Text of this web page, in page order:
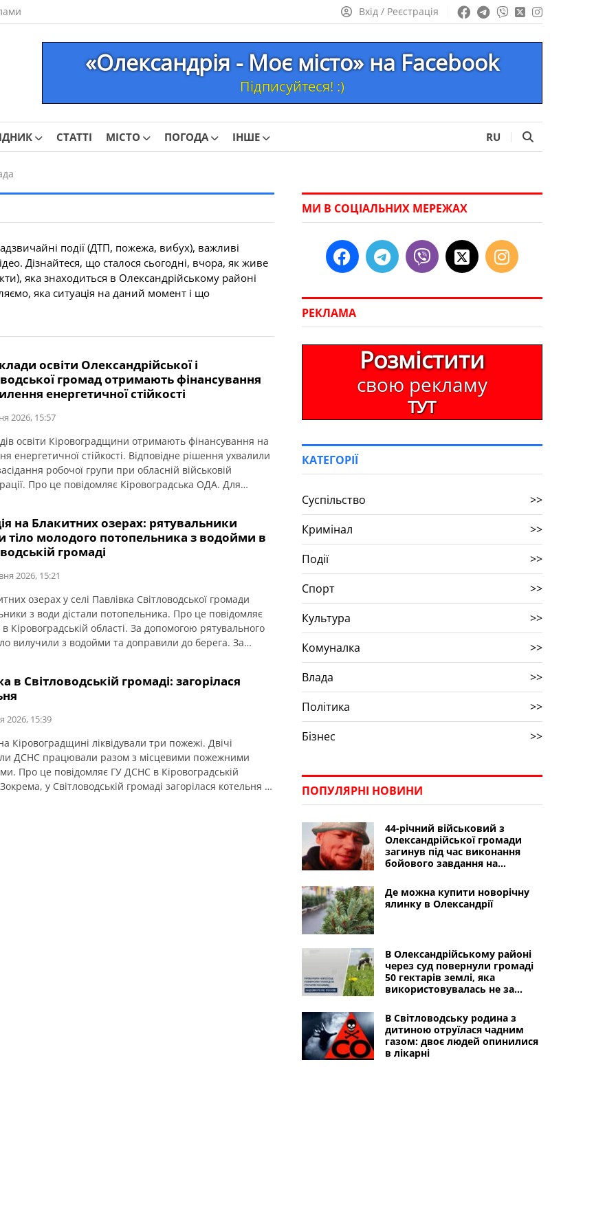
Вхід / Реєстрація
«Олександрія - Моє місто» на Facebook
Підписуйтеся! :)
СТАТТІ МІСТО ПОГОДА ІНШЕ RU
події (ДТП, пожежа, вибух), важливі
Дізнайтеся, що сталося сьогодні, вчора, як живе
яка знаходиться в Олександрійському районі
яка ситуація на даний момент і що
освіти Олександрійської і
громад отримають фінансування
енергетичної стійкості
2026, 15:57
освіти Кіровоградщини отримають фінансування на
енергетичної стійкості. Відповідне рішення ухвалили
робочої групи при обласній військовій
Про це повідомляє Кіровоградська ОДА. Для
закладам освіти стабільно працювати в осінньо-
Під час відбору враховували […]
на Блакитних озерах: рятувальники
тіло молодого потопельника з водойми в
громаді
2026, 15:21
озерах у селі Павлівка Світловодської громади
з води дістали потопельника. Про це повідомляє
Кіровоградській області. За допомогою рятувального
вилучили з водойми та доправили до берега. За
в Світловодській громаді: загорілася
2026, 15:39
Кіровоградщині ліквідували три пожежі. Двічі
ДСНС працювали разом з місцевими пожежними
Про це повідомляє ГУ ДСНС в Кіровоградській
у Світловодській громаді загорілася котельня у
МИ В СОЦІАЛЬНИХ МЕРЕЖАХ
РЕКЛАМА
Розмістити
свою рекламу
ТУТ
КАТЕГОРІЇ
Суспільство
>>
Кримінал
>>
Події
>>
Спорт
>>
Культура
>>
Комуналка
>>
Влада
>>
Політика
>>
Бізнес
>>
ПОПУЛЯРНІ НОВИНИ
44-річний військовий з
Олександрійської громади
загинув під час виконання
бойового завдання на
Де можна купити новорічну
ялинку в Олександрії
В Олександрійському районі
через суд повернули громаді
50 гектарів землі, яка
використовувалась не за
В Світловодську родина з
дитиною отруїлася чадним
газом: двоє людей опинилися
в лікарні